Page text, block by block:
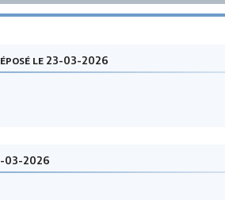
le 23-03-2026
03-2026